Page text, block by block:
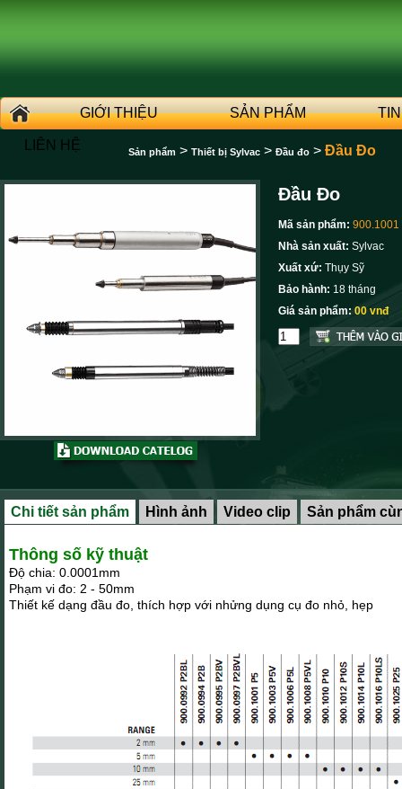
GIỚI THIỆU SẢN PHẨM
LIÊN HỆ Sản phẩm > Thiết bị Sylvac > Đầu đo > Đầu Đo
Đầu Đo
Mã sản phẩm: 900.1001
Nhà sản xuất: Sylvac
Xuất xứ: Thụy Sỹ
Bảo hành: 18 tháng
Giá sản phẩm: 00 vnđ
Chi tiết sản phẩm Hình ảnh Video clip Sản phẩm
Thông số kỹ thuật
Độ chia: 0.0001mm
Phạm vi đo: 2 - 50mm
Thiết kế dạng đầu đo, thích hợp với nhửng dụng cụ đo nhỏ, hẹp